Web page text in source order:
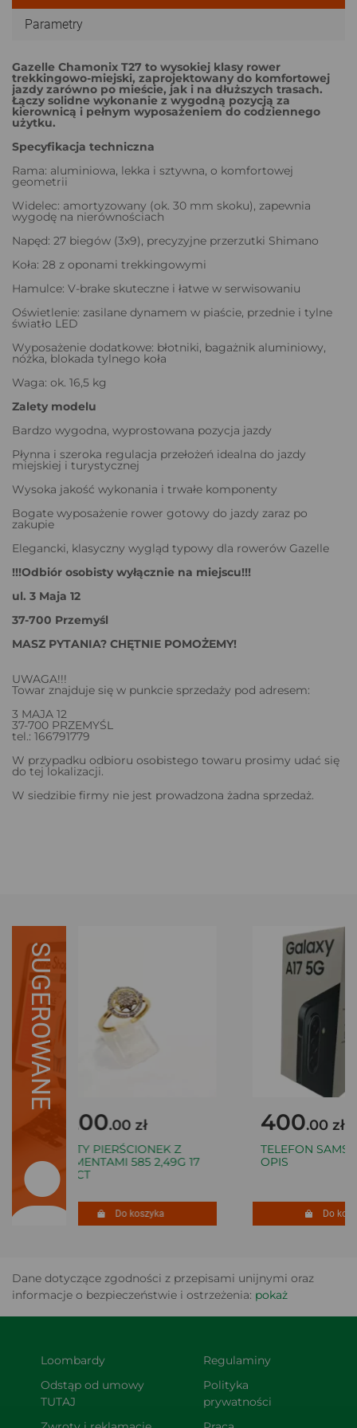
Parametry
Gazelle Chamonix T27 to wysokiej klasy rower
trekkingowo-miejski, zaprojektowany do komfortowej
jazdy zarówno po mieście, jak i na dłuższych trasach.
Łączy solidne wykonanie z wygodną pozycją za
kierownicą i pełnym wyposażeniem do codziennego
użytku.
Specyfikacja techniczna
Rama: aluminiowa, lekka i sztywna, o komfortowej
geometrii
Widelec: amortyzowany (ok. 30 mm skoku), zapewnia
wygodę na nierównościach
Napęd: 27 biegów (3x9), precyzyjne przerzutki Shimano
Koła: 28 z oponami trekkingowymi
Hamulce: V-brake skuteczne i łatwe w serwisowaniu
Oświetlenie: zasilane dynamem w piaście, przednie i tylne
światło LED
Wyposażenie dodatkowe: błotniki, bagażnik aluminiowy,
nóżka, blokada tylnego koła
Waga: ok. 16,5 kg
Zalety modelu
Bardzo wygodna, wyprostowana pozycja jazdy
Płynna i szeroka regulacja przełożeń idealna do jazdy
miejskiej i turystycznej
Wysoka jakość wykonania i trwałe komponenty
Bogate wyposażenie rower gotowy do jazdy zaraz po
zakupie
Elegancki, klasyczny wygląd typowy dla rowerów Gazelle
!!!Odbiór osobisty wyłącznie na miejscu!!!
ul. 3 Maja 12
37-700 Przemyśl
MASZ PYTANIA? CHĘTNIE POMOŻEMY!
UWAGA!!!
Towar znajduje się w punkcie sprzedaży pod adresem:
3 MAJA 12
37-700 PRZEMYŚL
tel.: 166791779
W przypadku odbioru osobistego towaru prosimy udać się
do tej lokalizacji.
W siedzibie firmy nie jest prowadzona żadna sprzedaż.
SUGEROWANE
2200.00 zł
ZŁOTY PIERŚCIONEK Z
DIAMENTAMI 585 2,49G 17
0,20CT
Do koszyka
400.00 zł
TELEFON
OPIS
Do
Dane dotyczące zgodności z przepisami unijnymi oraz
informacje o bezpieczeństwie i ostrzeżenia: pokaż
Loombardy
Odstąp od umowy
TUTAJ
Regulaminy
Polityka
prywatności